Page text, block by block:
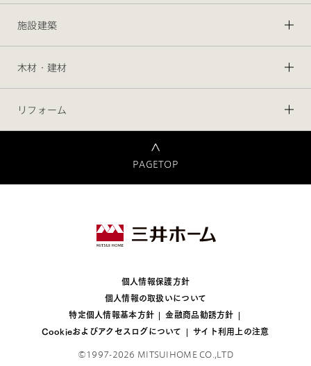
施設建築
木材・建材
リフォーム
PAGETOP
個人情報保護方針
個人情報の取扱いについて
特定個人情報基本方針
金融商品勧誘方針
Cookieおよびアクセスログについて
サイト利用上の注意
©1997-2026 MITSUIHOME CO.,LTD